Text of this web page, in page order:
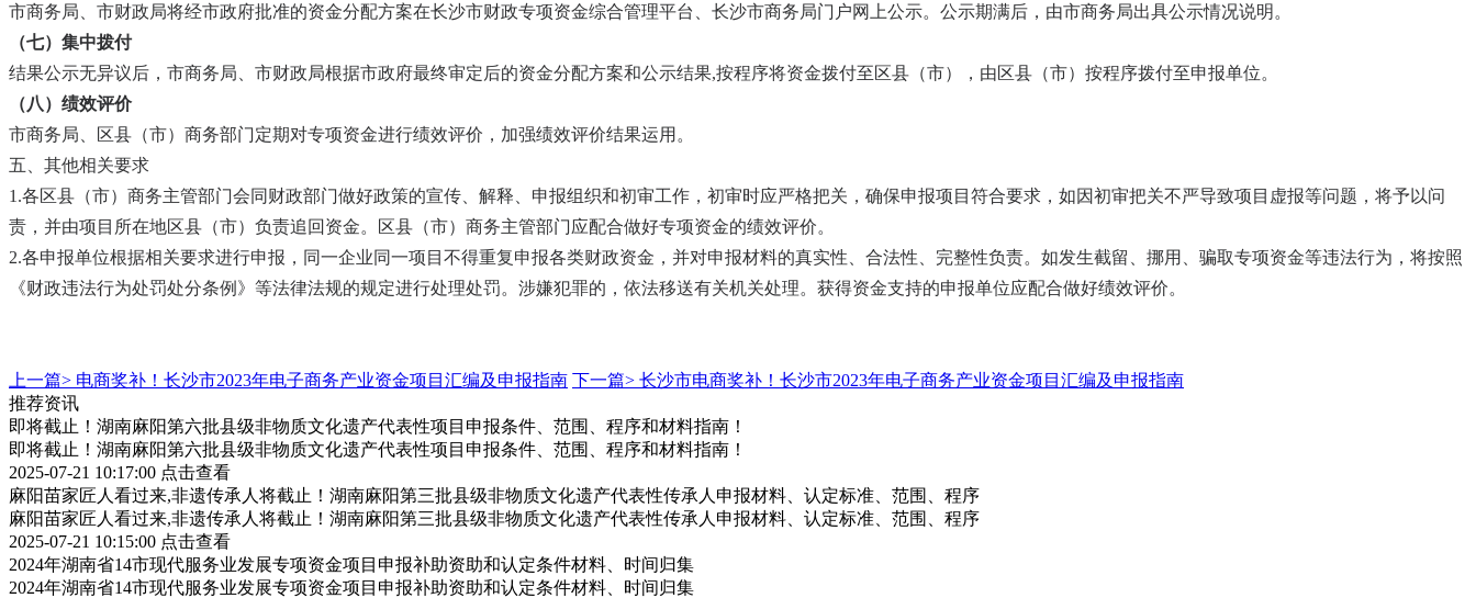
市商务局、市财政局将经市政府批准的资金分配方案在长沙市财政专项资金综合管理平台、长沙市商务局门户网上公示。公示期满后，由市商务局出具公示情况说明。
（七）集中拨付
结果公示无异议后，市商务局、市财政局根据市政府最终审定后的资金分配方案和公示结果,按程序将资金拨付至区县（市），由区县（市）按程序拨付至申报单位。
（八）绩效评价
市商务局、区县（市）商务部门定期对专项资金进行绩效评价，加强绩效评价结果运用。
五、其他相关要求
1.各区县（市）商务主管部门会同财政部门做好政策的宣传、解释、申报组织和初审工作，初审时应严格把关，确保申报项目符合要求，如因初审把关不严导致项目虚报等问题，将予以问
责，并由项目所在地区县（市）负责追回资金。区县（市）商务主管部门应配合做好专项资金的绩效评价。
2.各申报单位根据相关要求进行申报，同一企业同一项目不得重复申报各类财政资金，并对申报材料的真实性、合法性、完整性负责。如发生截留、挪用、骗取专项资金等违法行为，将按照
《财政违法行为处罚处分条例》等法律法规的规定进行处理处罚。涉嫌犯罪的，依法移送有关机关处理。获得资金支持的申报单位应配合做好绩效评价。
上一篇> 电商奖补！长沙市2023年电子商务产业资金项目汇编及申报指南 下一篇> 长沙市电商奖补！长沙市2023年电子商务产业资金项目汇编及申报指南
推荐资讯
即将截止！湖南麻阳第六批县级非物质文化遗产代表性项目申报条件、范围、程序和材料指南！
即将截止！湖南麻阳第六批县级非物质文化遗产代表性项目申报条件、范围、程序和材料指南！
2025-07-21 10:17:00 点击查看
麻阳苗家匠人看过来,非遗传承人将截止！湖南麻阳第三批县级非物质文化遗产代表性传承人申报材料、认定标准、范围、程序
麻阳苗家匠人看过来,非遗传承人将截止！湖南麻阳第三批县级非物质文化遗产代表性传承人申报材料、认定标准、范围、程序
2025-07-21 10:15:00 点击查看
2024年湖南省14市现代服务业发展专项资金项目申报补助资助和认定条件材料、时间归集
2024年湖南省14市现代服务业发展专项资金项目申报补助资助和认定条件材料、时间归集